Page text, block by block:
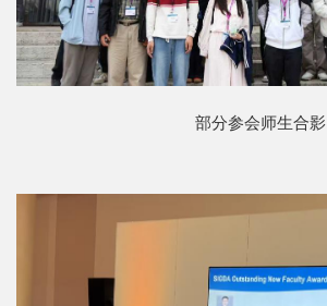
思
政
培
部分参会师生合影